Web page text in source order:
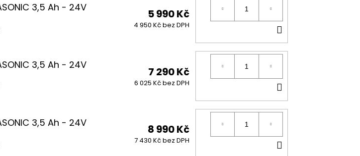
3,5 Ah - 24V
5 990 Kč
4 950 Kč bez DPH
KOŠÍKU
3,5 Ah - 24V
7 290 Kč
6 025 Kč bez DPH
KOŠÍKU
3,5 Ah - 24V
8 990 Kč
7 430 Kč bez DPH